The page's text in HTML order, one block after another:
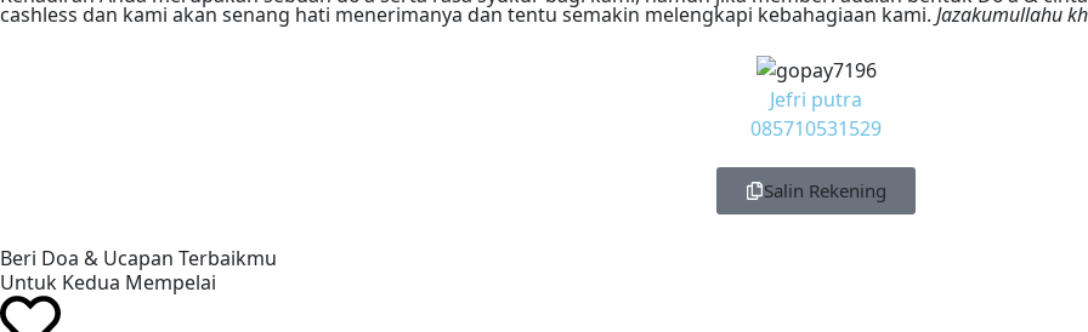
Jazakumullahu
Jefri putra
085710531529
Salin Rekening
Beri Doa & Ucapan Terbaikmu